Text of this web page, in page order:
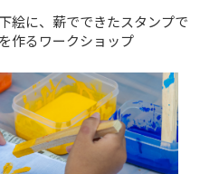
絵に、薪でできたスタンプで
作るワークショップ